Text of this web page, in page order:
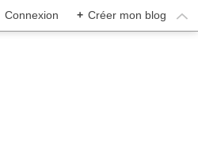
Connexion + Créer mon blog